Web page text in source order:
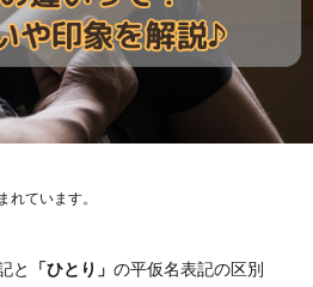
れています。
と 「ひとり」 の平仮名表記の区別